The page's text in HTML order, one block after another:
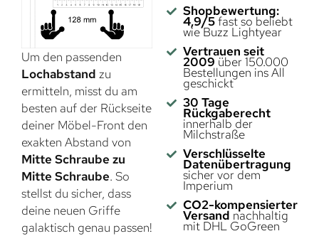
Um den passenden
Lochabstand zu
ermitteln, misst du am
besten auf der Rückseite
deiner Möbel-Front den
exakten Abstand von
Mitte Schraube zu
Mitte Schraube. So
stellst du sicher, dass
deine neuen Griffe
galaktisch genau passen!
Shopbewertung:
4,9/5fast so beliebt
wie Buzz Lightyear
Vertrauen seit
2009 über 150.000
Bestellungen ins All
geschickt
30 Tage
Rückgaberecht
innerhalb der
Milchstraße
Verschlüsselte
Datenübertragung
sicher vor dem
Imperium
CO2-kompensierter
Versand nachhaltig
mit DHL GoGreen